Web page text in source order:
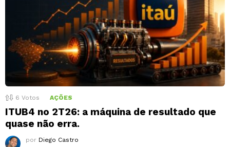
6 Votos AÇÕES
ITUB4 no 2T26: a máquina de resultado que
quase não erra.
por Diego Castro